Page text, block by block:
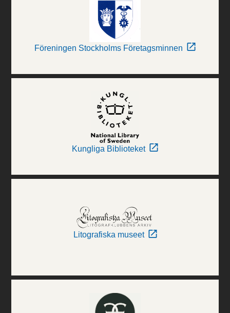
Föreningen Stockholms Företagsminnen
Kungliga Biblioteket
Litografiska museet